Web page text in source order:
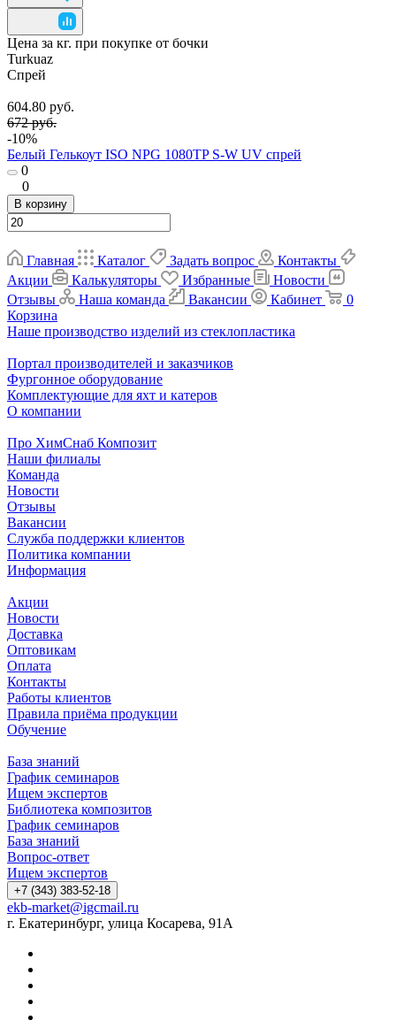
Цена за кг. при покупке от бочки
Turkuaz
Спрей
604.80 руб.
672 руб.
-10%
Белый Гелькоут ISO NPG 1080TP S-W UV спрей
0
0
В корзину
Главная Каталог Задать вопрос
Контакты
Акции
Калькуляторы Избранные
Новости
Отзывы
Наша команда Вакансии Кабинет
0
Корзина
Наше производство изделий из стеклопластика
Портал производителей и заказчиков
Фургонное оборудование
Комплектующие для яхт и катеров
О компании
Про ХимСнаб Композит
Наши филиалы
Команда
Новости
Отзывы
Вакансии
Служба поддержки клиентов
Политика компании
Информация
Акции
Новости
Доставка
Оптовикам
Оплата
Контакты
Работы клиентов
Правила приёма продукции
Обучение
База знаний
График семинаров
Ищем экспертов
Библиотека композитов
График семинаров
База знаний
Вопрос-ответ
Ищем экспертов
+7 (343) 383-52-18
ekb-market@igcmail.ru
г. Екатеринбург, улица Косарева, 91А